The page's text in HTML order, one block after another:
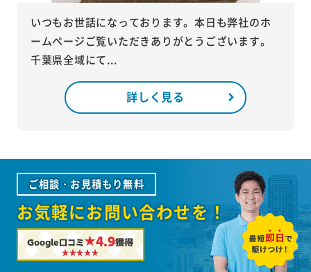
いつもお世話になっております。本日も弊社のホ
ームページご覧いただきありがとうございます。
千葉県全域にて...
詳しく見る
ご相談・お見積もり無料
お気軽にお問い合わせを！
Google口コミ★4.9獲得